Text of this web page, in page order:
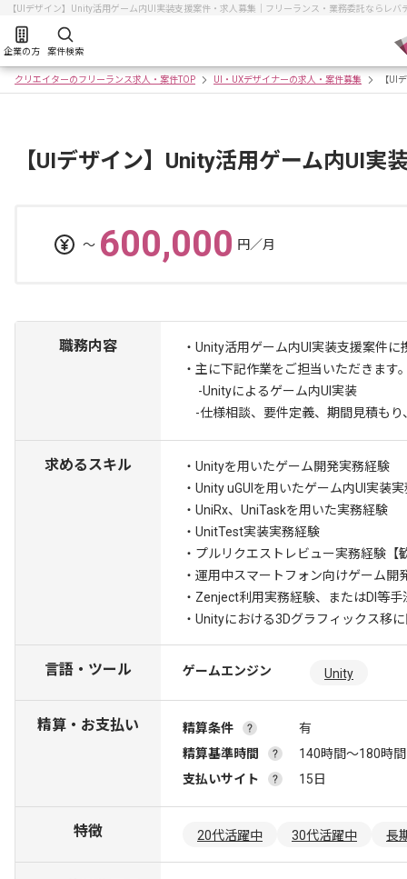
【UIデザイン】Unity活用ゲーム内UI実装支援案件・求人募集｜フリーランス・業務委託ならレバ
企業の方 案件検索
クリエイターのフリーランス求人・案件TOP UI・UXデザイナーの求人・案件募集 【UI
【UIデザイン】Unity活用ゲーム内UI実
〜 600,000 円／月
職務内容
・Unity活用ゲーム内UI実装支援案件
・主に下記作業をご担当いただきます
-Unityによるゲーム内UI実装
-仕様相談、要件定義、期間見積もり
求めるスキル
・Unityを用いたゲーム開発実務経験
・Unity uGUIを用いたゲーム内UI実装
・UniRx、UniTaskを用いた実務経験
・UnitTest実装実務経験
・プルリクエストレビュー実務経験
・運用中スマートフォン向けゲーム開
・Zenject利用実務経験、またはDI等
・Unityにおける3Dグラフィックス移
言語・ツール ゲームエンジン Unity
精算・お支払い 精算条件
有
精算基準時間
140時間〜180時間
支払いサイト
15日
特徴 20代活躍中 30代活躍中 長